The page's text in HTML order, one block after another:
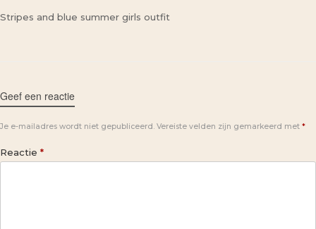
Stripes and blue summer girls outfit
Geef een reactie
Je e-mailadres wordt niet gepubliceerd. Vereiste velden zijn gemarkeerd met *
Reactie *